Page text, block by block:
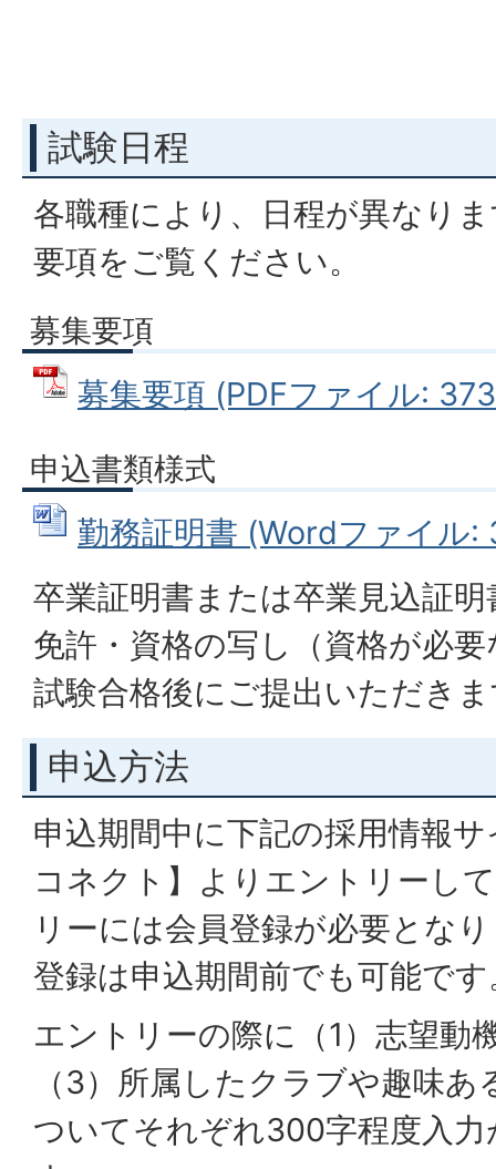
試験日程
各職種により、日程が異なり
要項をご覧ください。
募集要項
募集要項 (PDFファイル:
申込書類様式
勤務証明書 (Wordファイル:
卒業証明書または卒業見込証
免許・資格の写し（資格が必
試験合格後にご提出いただき
申込方法
申込期間中に下記の採用情報
コネクト】よりエントリーし
リーには会員登録が必要とな
登録は申込期間前でも可能です
エントリーの際に（1）志望動
（3）所属したクラブや趣味
ついてそれぞれ300字程度入